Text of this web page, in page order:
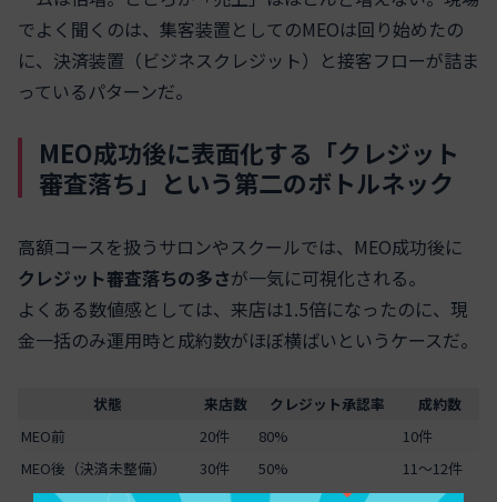
でよく聞くのは、集客装置としてのMEOは回り始めたの
に、決済装置（ビジネスクレジット）と接客フローが詰ま
っているパターンだ。
MEO成功後に表面化する「クレジット
審査落ち」という第二のボトルネック
高額コースを扱うサロンやスクールでは、MEO成功後に
クレジット審査落ちの多さが一気に可視化される。
よくある数値感としては、来店は1.5倍になったのに、現
金一括のみ運用時と成約数がほぼ横ばいというケースだ。
状態 来店数 クレジット承認率
成約数
MEO前
20件 80%
10件
MEO後（決済未整備）
30件 50% 11〜12件